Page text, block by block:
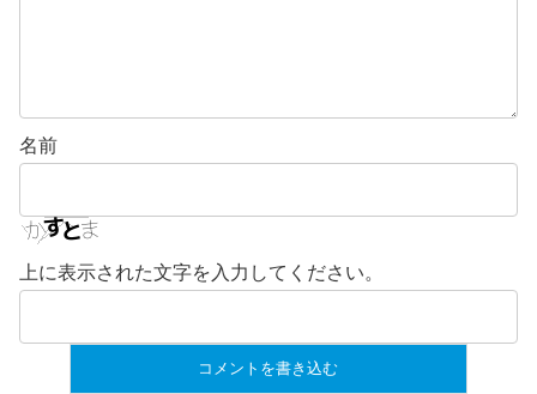
名前
上に表示された文字を入力してください。